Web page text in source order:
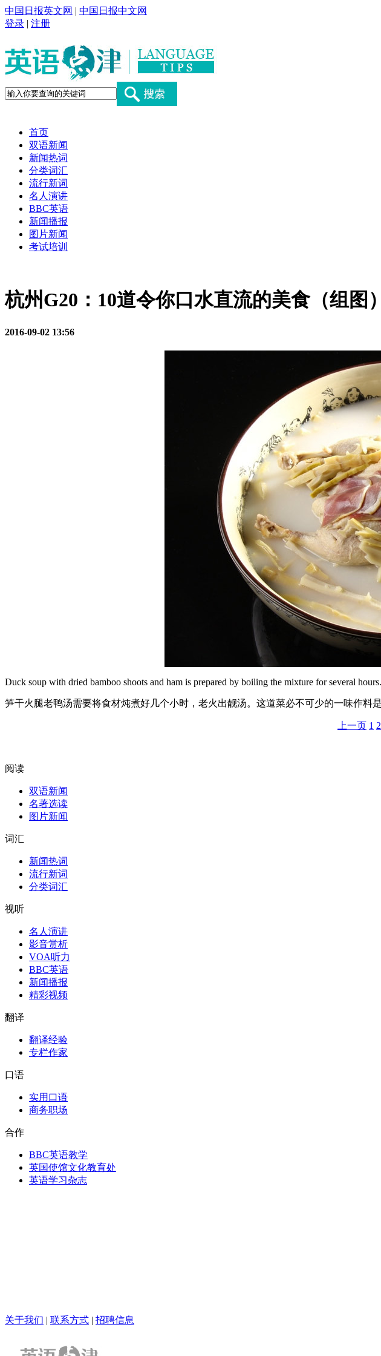
中国日报英文网 | 中国日报中文网
登录 | 注册
首页
双语新闻
新闻热词
分类词汇
流行新词
名人演讲
BBC英语
新闻播报
图片新闻
考试培训
杭州G20：10道令你口水直流的美食（组图）
2016-09-02 13:56
Duck soup with dried bamboo shoots and ham is prepared by boiling the mixture for several
笋干火腿老鸭汤需要将食材炖煮好几个小时，老火出靓汤。这道菜必不可少的一味作料
上一页 1 2
阅读
双语新闻
名著选读
图片新闻
词汇
新闻热词
流行新词
分类词汇
视听
名人演讲
影音赏析
VOA听力
BBC英语
新闻播报
精彩视频
翻译
翻译经验
专栏作家
口语
实用口语
商务职场
合作
BBC英语教学
英国使馆文化教育处
英语学习杂志
关于我们 | 联系方式 | 招聘信息